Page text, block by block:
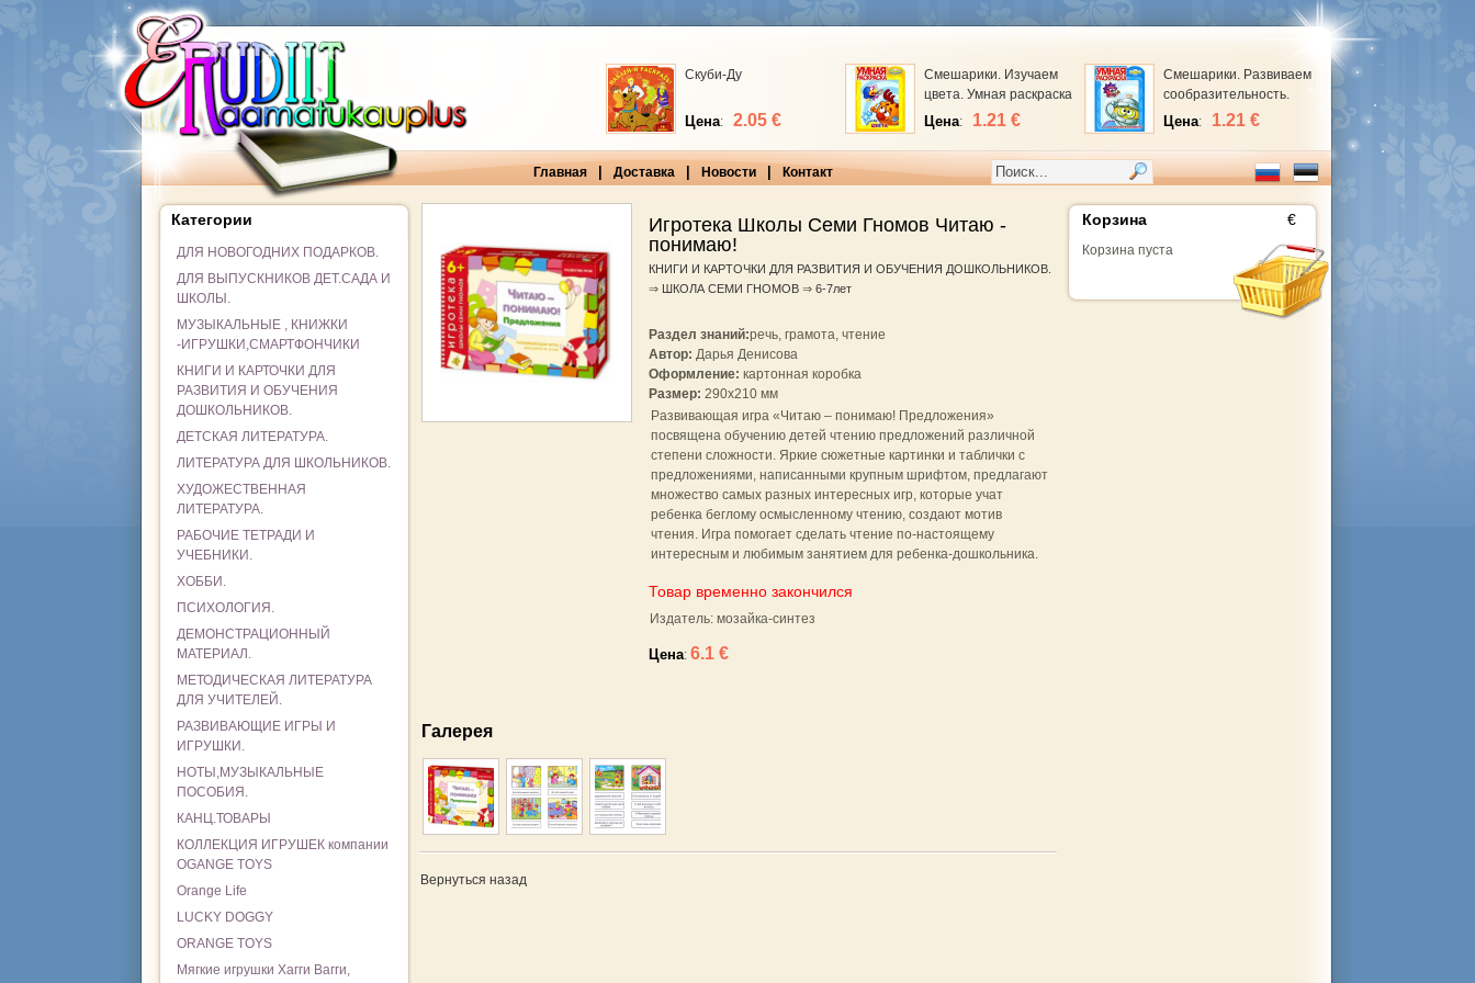
Скуби-Ду
Цена: 2.05 €
Смешарики. Изучаем
цвета. Умная раскраска
Смешарики. Изучаем
цвета. Умная раскраска
Цена: 1.21 €
Смешарики. Развиваем
сообразительность.
Умная раскраска
Смешарики. Развиваем
Умная раскраска
Цена: 1.21 €
Главная Доставка Новости Контакт
Категории
ДЛЯ НОВОГОДНИХ ПОДАРКОВ.
ДЛЯ ВЫПУСКНИКОВ ДЕТ.САДА И
ШКОЛЫ.
МУЗЫКАЛЬНЫЕ , КНИЖКИ
-ИГРУШКИ,СМАРТФОНЧИКИ
КНИГИ И КАРТОЧКИ ДЛЯ
РАЗВИТИЯ И ОБУЧЕНИЯ
ДОШКОЛЬНИКОВ.
ДЕТСКАЯ ЛИТЕРАТУРА.
ЛИТЕРАТУРА ДЛЯ ШКОЛЬНИКОВ.
ХУДОЖЕСТВЕННАЯ
ЛИТЕРАТУРА.
РАБОЧИЕ ТЕТРАДИ И
УЧЕБНИКИ.
ХОББИ.
ПСИХОЛОГИЯ.
ДЕМОНСТРАЦИОННЫЙ
МАТЕРИАЛ.
МЕТОДИЧЕСКАЯ ЛИТЕРАТУРА
ДЛЯ УЧИТЕЛЕЙ.
РАЗВИВАЮЩИЕ ИГРЫ И
ИГРУШКИ.
НОТЫ,МУЗЫКАЛЬНЫЕ
ПОСОБИЯ.
КАНЦ.ТОВАРЫ
КОЛЛЕКЦИЯ ИГРУШЕК компании
OGANGE TOYS
Orange Life
LUCKY DOGGY
ORANGE TOYS
Мягкие игрушки Хагги Вагги,
Игротека Школы Семи Гномов Читаю -
понимаю!
КНИГИ И КАРТОЧКИ ДЛЯ РАЗВИТИЯ И ОБУЧЕНИЯ ДОШКОЛЬНИКОВ.
⇒ ШКОЛА СЕМИ ГНОМОВ⇒ 6-7лет
Раздел знаний:речь, грамота, чтение
Автор: Дарья Денисова
Оформление: картонная коробка
Размер: 290x210 мм
Развивающая игра «Читаю – понимаю! Предложения»
посвящена обучению детей чтению предложений различной
степени сложности. Яркие сюжетные картинки и таблички с
предложениями, написанными крупным шрифтом, предлагают
множество самых разных интересных игр, которые учат
ребенка беглому осмысленному чтению, создают мотив
чтения. Игра помогает сделать чтение по-настоящему
интересным и любимым занятием для ребенка-дошкольника.
Товар временно закончился
Издатель: мозайка-синтез
Цена: 6.1 €
Галерея
Вернуться назад
Корзина €
Корзина пуста